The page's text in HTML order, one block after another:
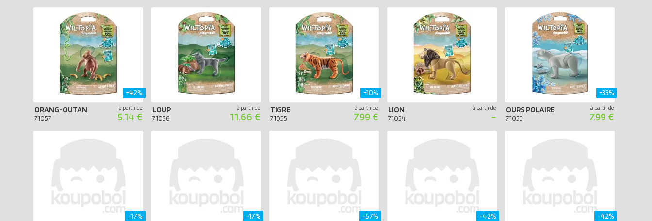
ORANG-OUTAN
71057
à partir de
5.14 €
-42%
LOUP
71056
à partir de
11.66 €
TIGRE
71055
à partir de
7.99 €
-10%
LION
71054
à partir de
-
OURS POLAIRE
71053
à partir de
7.99 €
-33%
-17%
-17%
-57%
-42%
-42%